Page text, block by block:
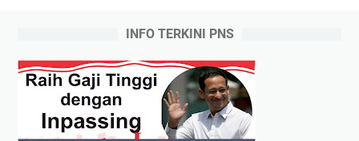
INFO TERKINI PNS